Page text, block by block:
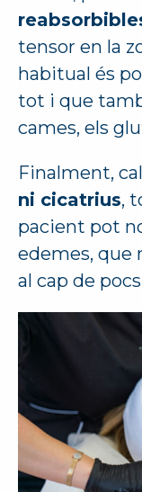
tensor en la
habitual és
tot i que
cames, els
Finalment,
ni cicatrius,
pacient pot
edemes, que
al cap de